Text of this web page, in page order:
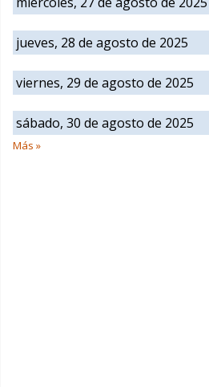
jueves, 28 de agosto de 2025
viernes, 29 de agosto de 2025
sábado, 30 de agosto de 2025
Más »